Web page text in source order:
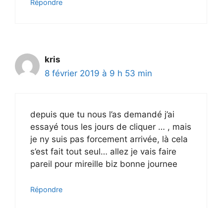
Répondre
kris
8 février 2019 à 9 h 53 min
depuis que tu nous l’as demandé j’ai
essayé tous les jours de cliquer … , mais
je ny suis pas forcement arrivée, là cela
s’est fait tout seul… allez je vais faire
pareil pour mireille biz bonne journee
Répondre